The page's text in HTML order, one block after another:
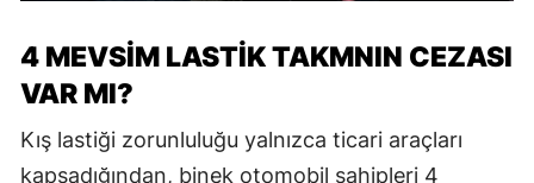
4 MEVSİM LASTİK TAKMNIN CEZASI
VAR MI?
Kış lastiği zorunluluğu yalnızca ticari araçları
kapsadığından, binek otomobil sahipleri 4